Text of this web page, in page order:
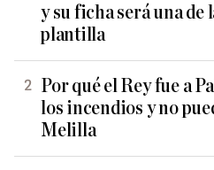
y su ficha será una de
plantilla
Por qué el Rey fue a
los incendios y no
Melilla